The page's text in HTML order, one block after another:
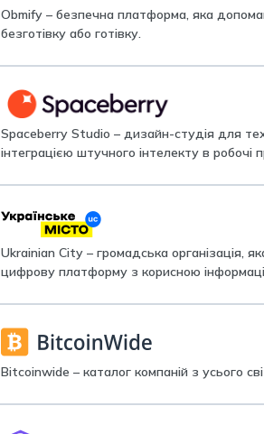
Obmify – безпечна платформа, яка
безготівку або готівку.
Spaceberry Studio – дизайн-студія для
інтеграцією штучного інтелекту в робочі
Ukrainian City – громадська організація,
цифрову платформу з корисною
Bitcoinwide – каталог компаній з усього